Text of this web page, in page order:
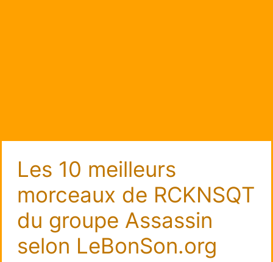
Les 10 meilleurs
morceaux de RCKNSQT
du groupe Assassin
selon LeBonSon.org